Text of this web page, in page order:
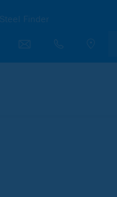
Steel Finder